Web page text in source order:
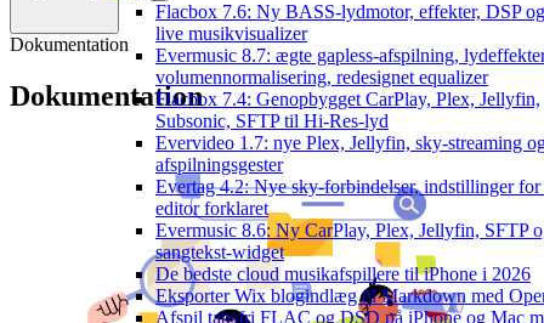
Flacbox 7.6: Ny BASS-lydmotor, effekter, DSP
live musikvisualizer
Evermusic 8.7: ægte gapless-afspilning,
volumennormalisering, redesignet equalizer
Flacbox 7.4: Genopbygget CarPlay, Plex, Jellyfin,
Subsonic, SFTP til Hi-Res-lyd
Evervideo 1.7: nye Plex, Jellyfin, sky-streaming
afspilningsgester
Evertag 4.2: Nye sky-forbindelser, indstillinger for
editor forklaret
Evermusic 8.6: Ny CarPlay, Plex, Jellyfin, SFTP
sangtekst-widget
De bedste cloud musikafspillere til iPhone i 2026
Eksporter Wix blogindlæg til Markdown med
Afspil tabsfri FLAC og DSD på iPhone og Mac
Dokumentation
Dokumentation